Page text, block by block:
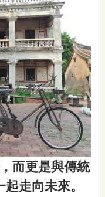
而更是與傳統
走向未來。